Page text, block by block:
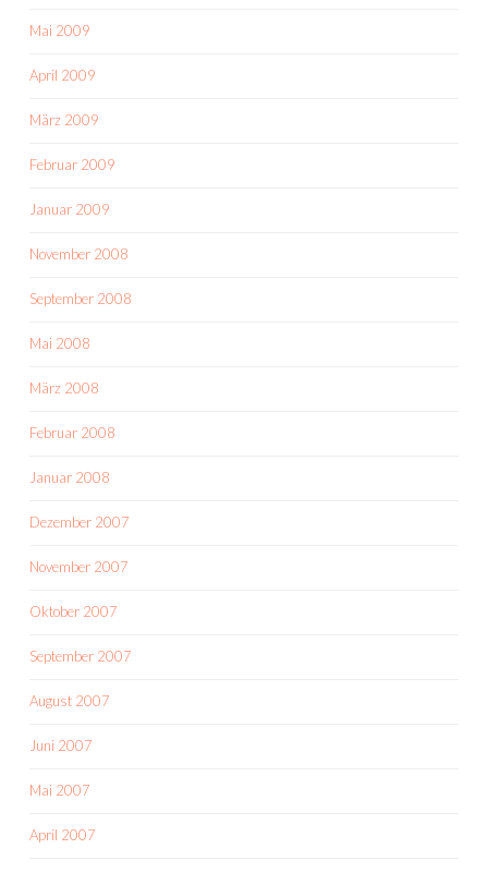
Mai 2009
April 2009
März 2009
Februar 2009
Januar 2009
November 2008
September 2008
Mai 2008
März 2008
Februar 2008
Januar 2008
Dezember 2007
November 2007
Oktober 2007
September 2007
August 2007
Juni 2007
Mai 2007
April 2007